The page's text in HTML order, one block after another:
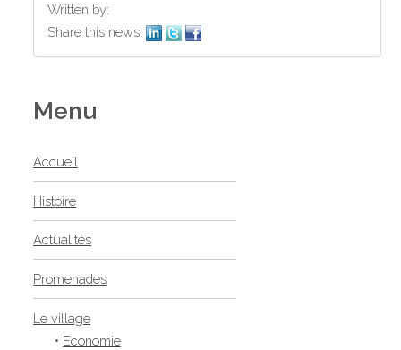
Written by:
Share this news:
Menu
Accueil
Histoire
Actualités
Promenades
Le village
• Economie